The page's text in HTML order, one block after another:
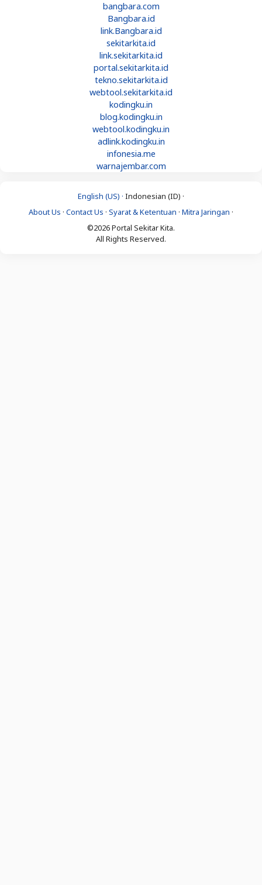
bangbara.com
Bangbara.id
link.Bangbara.id
sekitarkita.id
link.sekitarkita.id
portal.sekitarkita.id
tekno.sekitarkita.id
webtool.sekitarkita.id
kodingku.in
blog.kodingku.in
webtool.kodingku.in
adlink.kodingku.in
infonesia.me
warnajembar.com
English (US) · Indonesian (ID) ·
About Us · Contact Us · Syarat & Ketentuan · Mitra Jaringan ·
©2026 Portal Sekitar Kita.
All Rights Reserved.